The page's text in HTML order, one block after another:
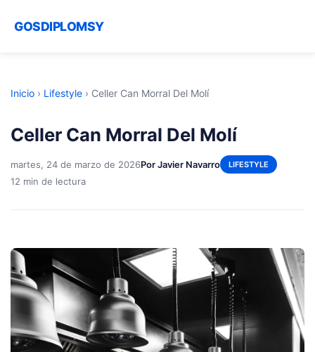
GOSDIPLOMSY
Inicio › Lifestyle › Celler Can Morral Del Molí
Celler Can Morral Del Molí
martes, 24 de marzo de 2026Por Javier Navarro LIFESTYLE
12 min de lectura